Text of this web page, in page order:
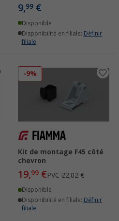
9,99 €
Disponible
Disponibilité en filiale: Définir
filiale
-9%
Kit de montage F45 côté
chevron
19,99 €PVC 22,02 €
Disponible
Disponibilité en filiale: Définir
filiale